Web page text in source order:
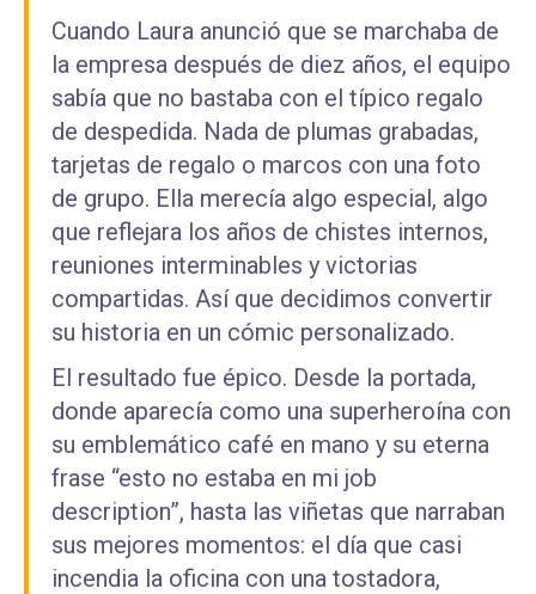
Cuando Laura anunció que se marchaba de
la empresa después de diez años, el equipo
sabía que no bastaba con el típico regalo
de despedida. Nada de plumas grabadas,
tarjetas de regalo o marcos con una foto
de grupo. Ella merecía algo especial, algo
que reflejara los años de chistes internos,
reuniones interminables y victorias
compartidas. Así que decidimos convertir
su historia en un cómic personalizado.
El resultado fue épico. Desde la portada,
donde aparecía como una superheroína con
su emblemático café en mano y su eterna
frase “esto no estaba en mi job
description”, hasta las viñetas que narraban
sus mejores momentos: el día que casi
incendia la oficina con una tostadora,